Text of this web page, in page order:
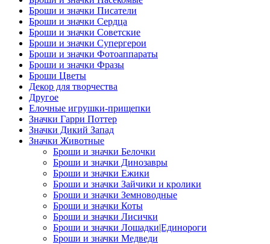
Броши и значки Писатели
Броши и значки Сердца
Броши и значки Советские
Броши и значки Супергерои
Броши и значки Фотоаппараты
Броши и значки Фразы
Броши Цветы
Декор для творчества
Другое
Елочные игрушки-прищепки
Значки Гарри Поттер
Значки Дикий Запад
Значки Животные
Броши и значки Белочки
Броши и значки Динозавры
Броши и значки Ежики
Броши и значки Зайчики и кролики
Броши и значки Земноводные
Броши и значки Коты
Броши и значки Лисички
Броши и значки Лошадки|Единороги
Броши и значки Медведи